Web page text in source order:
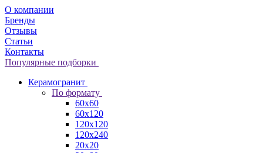
О компании
Бренды
Отзывы
Статьи
Контакты
Популярные подборки
Керамогранит
По формату
60x60
60x120
120x120
120x240
20x20